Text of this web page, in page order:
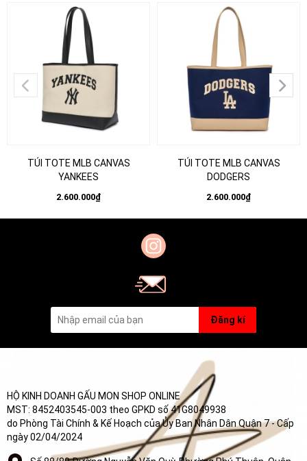
TÚI TOTE MLB CANVAS
YANKEES
2.600.000₫
TÚI TOTE MLB CANVAS
DODGERS
2.600.000₫
Đăng kí
HỘ KINH DOANH GẤU MON SHOP ONLINE
MST: 8452403545-003 theo GPKD số 41G8049938
do Phòng Tài Chính & Kế Hoạch của Ủy Ban Nhân Dân Quận 7 - Cấp
ngày 02/04/2024